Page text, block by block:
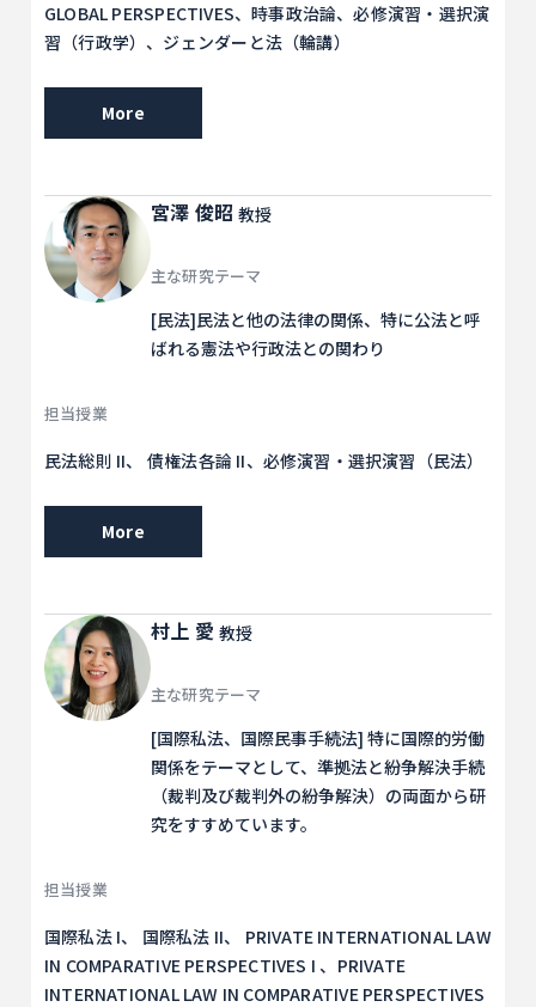
GLOBAL PERSPECTIVES、時事政治論、必修演習・選択演
習（行政学）、ジェンダーと法（輪講）
More
宮澤 俊昭教授
主な研究テーマ
[民法]民法と他の法律の関係、特に公法と呼
ばれる憲法や行政法との関わり
担当授業
民法総則 II、 債権法各論 II、必修演習・選択演習（民法）
More
村上 愛教授
主な研究テーマ
[国際私法、国際民事手続法] 特に国際的労働
関係をテーマとして、準拠法と紛争解決手続
（裁判及び裁判外の紛争解決）の両面から研
究をすすめています。
担当授業
国際私法 I、 国際私法 II、 PRIVATE INTERNATIONAL LAW
IN COMPARATIVE PERSPECTIVES I 、PRIVATE
INTERNATIONAL LAW IN COMPARATIVE PERSPECTIVES